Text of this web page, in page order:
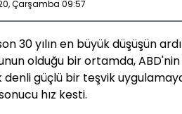
Çarşamba 09:57
30 yılın en büyük düşüşün
olduğu bir ortamda,
güçlü bir teşvik
hız kesti.